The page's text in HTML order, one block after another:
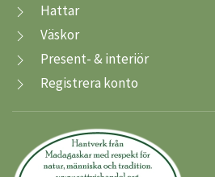
Hattar
Väskor
Present- & interiör
Registrera konto